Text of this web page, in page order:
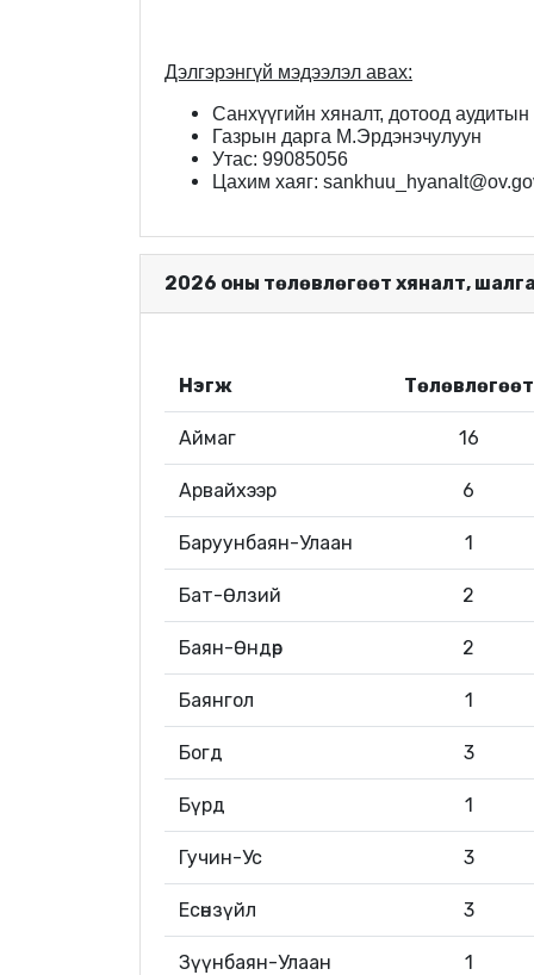
Дэлгэрэнгүй мэдээлэл авах:
Санхүүгийн хяналт, дотоод аудитын
Газрын дарга М.Эрдэнэчулуун
Утас: 99085056
Цахим хаяг:
2026 оны төлөвлөгөөт хяналт,
Нэгж Төлөвлөгөөт
Аймаг 16
Арвайхээр 6
Баруунбаян-Улаан 1
Бат-Өлзий 2
Баян-Өндөр 2
Баянгол 1
Богд 3
Бүрд 1
Гучин-Ус 3
Есөнзүйл 3
Зүүнбаян-Улаан 1